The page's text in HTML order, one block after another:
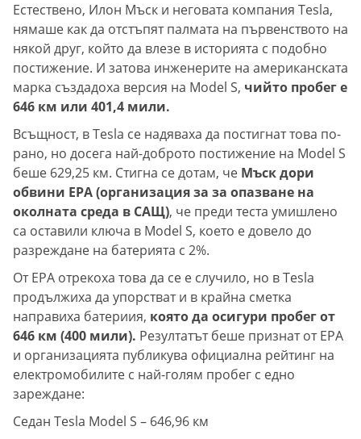
Естествено, Илон Мъск и неговата компания Tesla,
нямаше как да отстъпят палмата на първенството на
някой друг, който да влезе в историята с подобно
постижение. И затова инженерите на американската
марка създадоха версия на Model S, чийто пробег е
646 км или 401,4 мили.
Всъщност, в Tesla се надяваха да постигнат това по-
рано, но досега най-доброто постижение на Model S
беше 629,25 км. Стигна се дотам, че Мъск дори
обвини EPA (организация за за опазване на
околната среда в САЩ), че преди теста умишлено
са оставили ключа в Model S, което е довело до
разреждане на батерията с 2%.
От EPA отрекоха това да се е случило, но в Tesla
продължиха да упорстват и в крайна сметка
направиха батериия, която да осигури пробег от
646 км (400 мили). Резултатът беше признат от ЕPA
и организацията публикува официална рейтинг на
електромобилите с най-голям пробег с едно
зареждане:
Седан Tesla Model S – 646,96 км